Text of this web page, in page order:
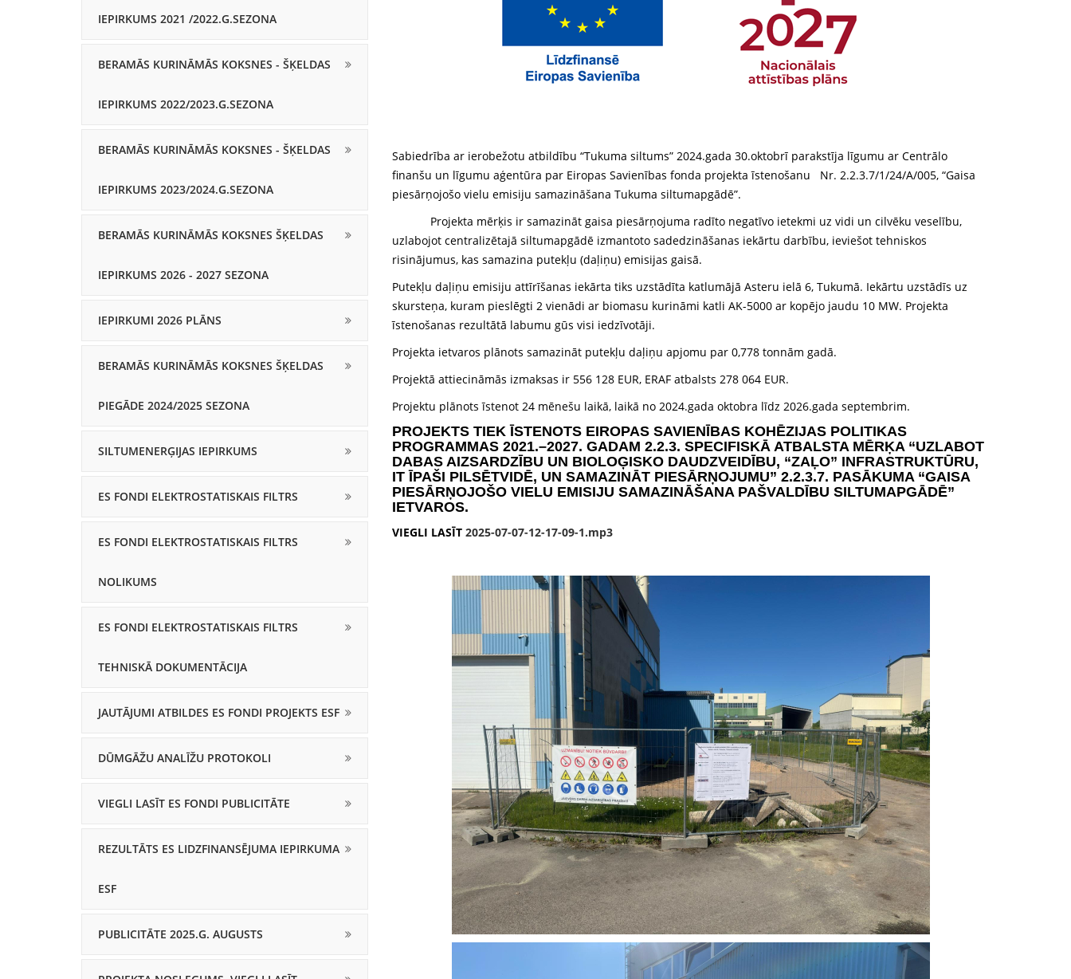
IEPIRKUMS 2021 /2022.G.SEZONA
BERAMĀS KURINĀMĀS KOKSNES - ŠĶELDAS
IEPIRKUMS 2022/2023.G.SEZONA
BERAMĀS KURINĀMĀS KOKSNES - ŠĶELDAS
IEPIRKUMS 2023/2024.G.SEZONA
BERAMĀS KURINĀMĀS KOKSNES ŠĶELDAS
IEPIRKUMS 2026 - 2027 SEZONA
IEPIRKUMI 2026 PLĀNS
BERAMĀS KURINĀMĀS KOKSNES ŠĶELDAS
PIEGĀDE 2024/2025 SEZONA
SILTUMENERĢIJAS IEPIRKUMS
ES FONDI ELEKTROSTATISKAIS FILTRS
ES FONDI ELEKTROSTATISKAIS FILTRS
NOLIKUMS
ES FONDI ELEKTROSTATISKAIS FILTRS
TEHNISKĀ DOKUMENTĀCIJA
JAUTĀJUMI ATBILDES ES FONDI PROJEKTS ESF
DŪMGĀŽU ANALĪŽU PROTOKOLI
VIEGLI LASĪT ES FONDI PUBLICITĀTE
REZULTĀTS ES LIDZFINANSĒJUMA IEPIRKUMA
ESF
PUBLICITĀTE 2025.G. AUGUSTS
Sabiedrība ar ierobežotu atbildību “Tukuma siltums” 2024.gada 30.oktobrī parakstīja līgumu ar Centrālo
finanšu un līgumu aģentūra par Eiropas Savienības fonda projekta īstenošanu Nr. 2.2.3.7/1/24/A/005, “Gaisa
piesārņojošo vielu emisiju samazināšana Tukuma siltumapgādē”.
Projekta mērķis ir samazināt gaisa piesārņojuma radīto negatīvo ietekmi uz vidi un cilvēku veselību,
uzlabojot centralizētajā siltumapgādē izmantoto sadedzināšanas iekārtu darbību, ieviešot tehniskos
risinājumus, kas samazina putekļu (daļiņu) emisijas gaisā.
Putekļu daļiņu emisiju attīrīšanas iekārta tiks uzstādīta katlumājā Asteru ielā 6, Tukumā. Iekārtu uzstādīs uz
skursteņa, kuram pieslēgti 2 vienādi ar biomasu kurināmi katli AK-5000 ar kopējo jaudu 10 MW. Projekta
īstenošanas rezultātā labumu gūs visi iedzīvotāji.
Projekta ietvaros plānots samazināt putekļu daļiņu apjomu par 0,778 tonnām gadā.
Projektā attiecināmās izmaksas ir 556 128 EUR, ERAF atbalsts 278 064 EUR.
Projektu plānots īstenot 24 mēnešu laikā, laikā no 2024.gada oktobra līdz 2026.gada septembrim.
PROJEKTS TIEK ĪSTENOTS EIROPAS SAVIENĪBAS KOHĒZIJAS POLITIKAS
PROGRAMMAS 2021.–2027. GADAM 2.2.3. SPECIFISKĀ ATBALSTA MĒRĶA “UZLABOT
DABAS AIZSARDZĪBU UN BIOLOĢISKO DAUDZVEIDĪBU, “ZAĻO” INFRASTRUKTŪRU,
IT ĪPAŠI PILSĒTVIDĒ, UN SAMAZINĀT PIESĀRŅOJUMU” 2.2.3.7. PASĀKUMA “GAISA
PIESĀRŅOJOŠO VIELU EMISIJU SAMAZINĀŠANA PAŠVALDĪBU SILTUMAPGĀDĒ”
IETVAROS.
VIEGLI LASĪT 2025-07-07-12-17-09-1.mp3